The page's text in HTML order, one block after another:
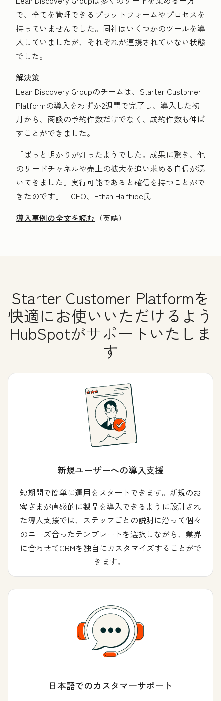
で、全てを管理できるプラットフォームやプロセスを
持っていませんでした。同社はいくつかのツールを導
入していましたが、それぞれが連携されていない状態
でした。
解決策
Lean Discovery Groupのチームは、Starter Customer
Platformの導入をわずか2週間で完了し、導入した初
月から、商談の予約件数だけでなく、成約件数も伸ば
すことができました。
「ぱっと明かりが灯ったようでした。成果に驚き、他
のリードチャネルや売上の拡大を追い求める自信が湧
いてきました。実行可能であると確信を持つことがで
きたのです」 - CEO、Ethan Halfhide氏
導入事例の全文を読む （英語）
Starter Customer Platformを
快適にお使いいただけるよう
HubSpotがサポートいたしま
す
新規ユーザーへの導入支援
短期間で簡単に運用をスタートできます。新規のお
客さまが直感的に製品を導入できるように設計され
た導入支援では、ステップごとの説明に沿って個々
のニーズ合ったテンプレートを選択しながら、業界
に合わせてCRMを独自にカスタマイズすることがで
きます。
日本語でのカスタマーサポート